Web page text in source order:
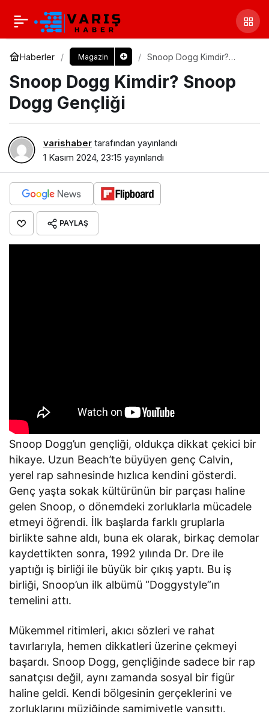
Haberler Magazin
Snoop Dogg Kimdir?
Snoop Dogg Kimdir? Snoop
Dogg Gençliği
varishaber tarafından yayınlandı
1 Kasım 2024, 23:15 yayınlandı
PAYLAŞ
Snoop Dogg’un gençliği, oldukça dikkat çekici bir
hikaye. Uzun Beach’te büyüyen genç Calvin,
yerel rap sahnesinde hızlıca kendini gösterdi.
Genç yaşta sokak kültürünün bir parçası haline
gelen Snoop, o dönemdeki zorluklarla mücadele
etmeyi öğrendi. İlk başlarda farklı gruplarla
birlikte sahne aldı, buna ek olarak, birkaç demolar
kaydettikten sonra, 1992 yılında Dr. Dre ile
yaptığı iş birliği ile büyük bir çıkış yaptı. Bu iş
birliği, Snoop’un ilk albümü “Doggystyle”ın
temelini attı.
Mükemmel ritimleri, akıcı sözleri ve rahat
tavırlarıyla, hemen dikkatleri üzerine çekmeyi
başardı. Snoop Dogg, gençliğinde sadece bir rap
sanatçısı değil, aynı zamanda sosyal bir figür
haline geldi. Kendi bölgesinin gerçeklerini ve
zorluklarını müziğinde samimiyetle yansıttı.